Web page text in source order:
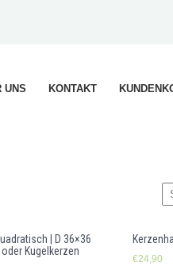
UNS KONTAKT
| D 36×36
Kugelkerzen
€24,90